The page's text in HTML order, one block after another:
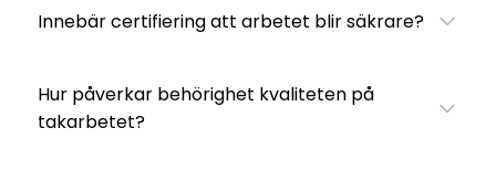
Innebär certifiering att arbetet blir säkrare?
Hur påverkar behörighet kvaliteten på
takarbetet?